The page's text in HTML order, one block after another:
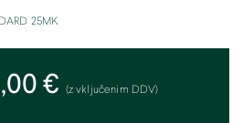
25MK
€ (z vključenim DDV)